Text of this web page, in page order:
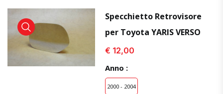
visualizza prodotto visualizza prodotto
Specchietto Retrovisore
per Toyota YARIS VERSO
€ 12,00
Anno :
2000 - 2004